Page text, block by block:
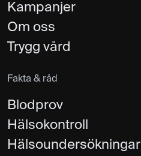
Kampanjer
Om oss
Trygg vård
Fakta & råd
Blodprov
Hälsokontroll
Hälsoundersökningar